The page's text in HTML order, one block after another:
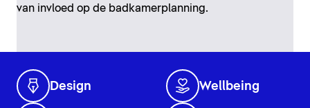
van invloed op de badkamerplanning.
Design Wellbeing